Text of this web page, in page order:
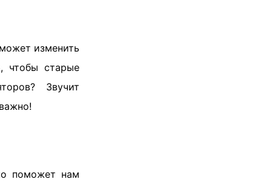
изменить
чтобы старые
Звучит
поможет нам